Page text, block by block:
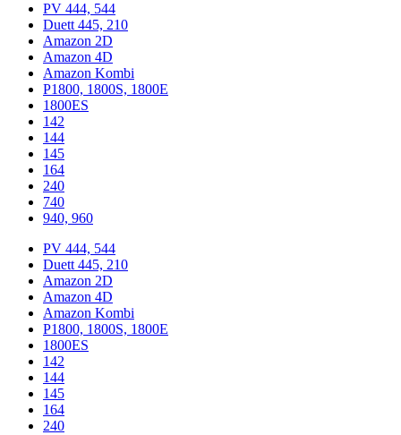
PV 444, 544
Duett 445, 210
Amazon 2D
Amazon 4D
Amazon Kombi
P1800, 1800S, 1800E
1800ES
142
144
145
164
240
740
940, 960
PV 444, 544
Duett 445, 210
Amazon 2D
Amazon 4D
Amazon Kombi
P1800, 1800S, 1800E
1800ES
142
144
145
164
240